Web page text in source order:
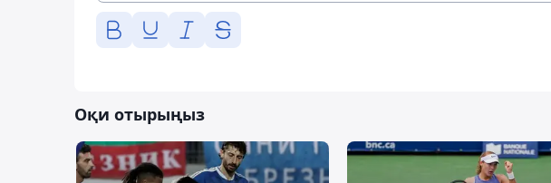
Оқи отырыңыз